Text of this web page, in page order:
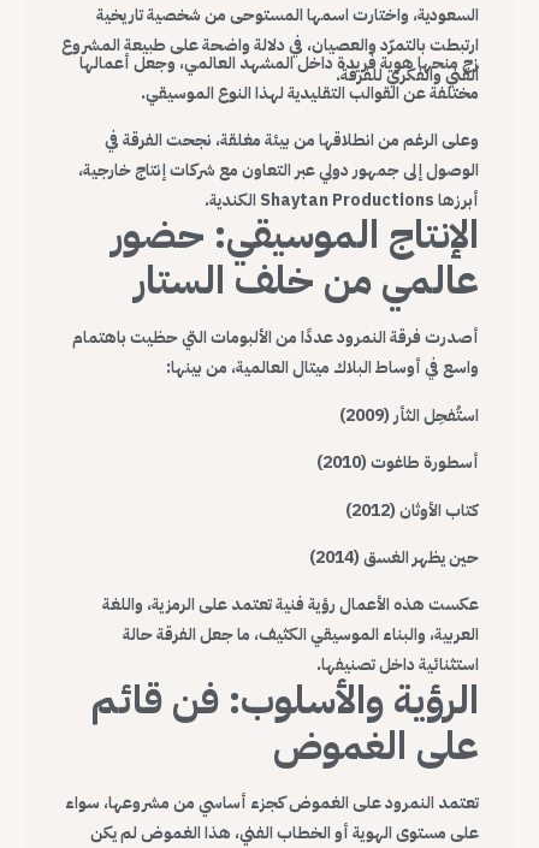
السعودية، واختارت اسمها المستوحى من شخصية تاريخية
ارتبطت بالتمرّد والعصيان، في دلالة واضحة على طبيعة المشروع
الفني والفكري للفرقة.
زج منحها هوية فريدة داخل المشهد العالمي، وجعل أعمالها
مختلفة عن القوالب التقليدية لهذا النوع الموسيقي.
وعلى الرغم من انطلاقها من بيئة مغلقة، نجحت الفرقة في
الوصول إلى جمهور دولي عبر التعاون مع شركات إنتاج خارجية،
أبرزها Shaytan Productions الكندية.
الإنتاج الموسيقي: حضور
عالمي من خلف الستار
أصدرت فرقة النمرود عددًا من الألبومات التي حظيت باهتمام
واسع في أوساط البلاك ميتال العالمية، من بينها:
استُفحِل الثأر (2009)
أسطورة طاغوت (2010)
كتاب الأوثان (2012)
حين يظهر الغسق (2014)
عكست هذه الأعمال رؤية فنية تعتمد على الرمزية، واللغة
العربية، والبناء الموسيقي الكثيف، ما جعل الفرقة حالة
استثنائية داخل تصنيفها.
الرؤية والأسلوب: فن قائم
على الغموض
تعتمد النمرود على الغموض كجزء أساسي من مشروعها، سواء
على مستوى الهوية أو الخطاب الفني، هذا الغموض لم يكن